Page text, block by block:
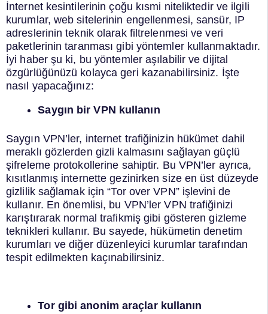
İnternet kesintilerinin çoğu kısmi niteliktedir ve ilgili
kurumlar, web sitelerinin engellenmesi, sansür, IP
adreslerinin teknik olarak filtrelenmesi ve veri
paketlerinin taranması gibi yöntemler kullanmaktadır.
İyi haber şu ki, bu yöntemler aşılabilir ve dijital
özgürlüğünüzü kolayca geri kazanabilirsiniz. İşte
nasıl yapacağınız:
Saygın bir VPN kullanın
Saygın VPN’ler, internet trafiğinizin hükümet dahil
meraklı gözlerden gizli kalmasını sağlayan güçlü
şifreleme protokollerine sahiptir. Bu VPN’ler ayrıca,
kısıtlanmış internette gezinirken size en üst düzeyde
gizlilik sağlamak için “Tor over VPN” işlevini de
kullanır. En önemlisi, bu VPN’ler VPN trafiğinizi
karıştırarak normal trafikmiş gibi gösteren gizleme
teknikleri kullanır. Bu sayede, hükümetin denetim
kurumları ve diğer düzenleyici kurumlar tarafından
tespit edilmekten kaçınabilirsiniz.
Tor gibi anonim araçlar kullanın